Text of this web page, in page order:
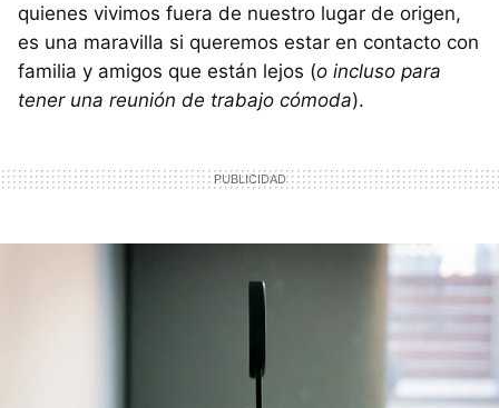
quienes vivimos fuera de nuestro lugar de origen,
es una maravilla si queremos estar en contacto con
familia y amigos que están lejos (o incluso para
tener una reunión de trabajo cómoda).